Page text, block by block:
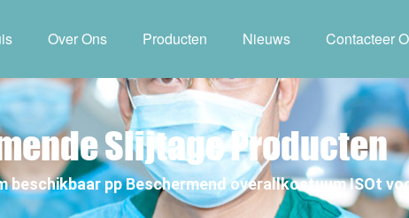
Over Ons Producten Nieuws Contacteer
Slijtage Producten
beschikbaar pp Beschermend overallkostuum ISOt